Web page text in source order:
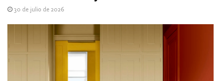
30 de julio de 2026